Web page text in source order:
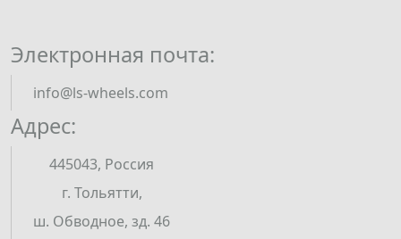
Адрес:
445043, Россия
г. Тольятти,
ш. Обводное, зд. 46
Электронная почта:
info@ls-wheels.com